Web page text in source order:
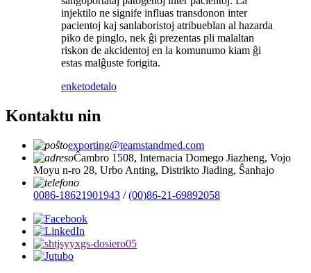
injektilo ne signife influas transdonon inter
pacientoj kaj sanlaboristoj atribueblan al hazarda
piko de pinglo, nek ĝi prezentas pli malaltan
riskon de akcidentoj en la komunumo kiam ĝi
estas malĝuste forigita.
enketodetalo
Kontaktu nin
exporting@teamstandmed.com
Ĉambro 1508, Internacia Domego Jiazheng, Vojo
Moyu n-ro 28, Urbo Anting, Distrikto Jiading, Ŝanhajo
0086-18621901943 /(00)86-21-69892058